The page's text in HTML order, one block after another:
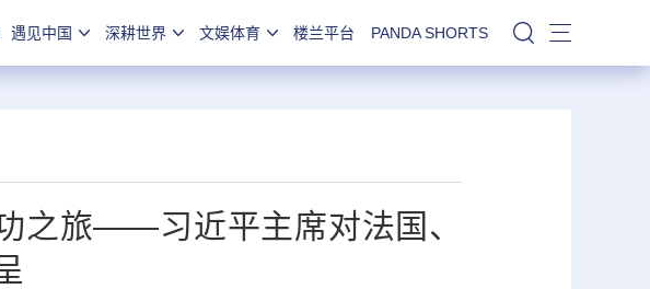
遇见中国 深耕世界 文娱体育 楼兰平台 PANDA SHORTS 站内搜索
之旅——习近平主席对法国、